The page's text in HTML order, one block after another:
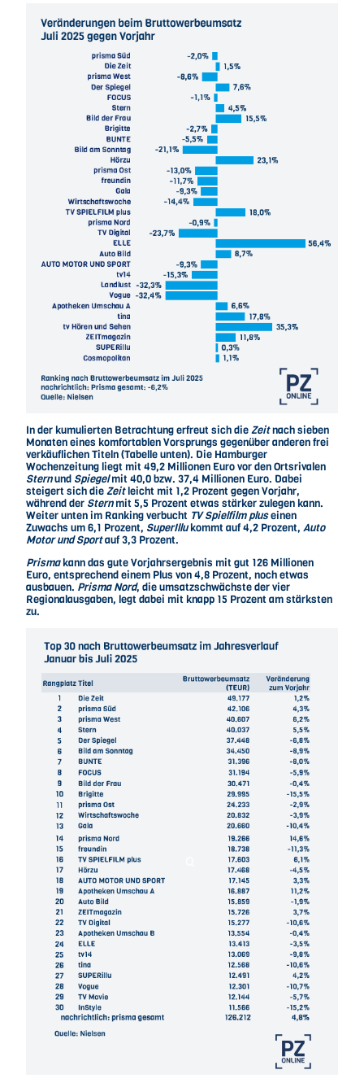
In der kumulierten Betrachtung erfreut sich dieZeitnach sieben
Monaten eines komfortablen Vorsprungs gegenüber anderen frei
verkäuflichen Titeln (Tabelle unten). Die Hamburger
Wochenzeitung liegt mit 49,2 Millionen Euro vor den Ortsrivalen
Sternund Spiegelmit 40,0 bzw. 37,4 Millionen Euro. Dabei
steigert sich dieZeitleicht mit 1,2 Prozent gegen Vorjahr,
während der Sternmit 5,5 Prozent etwas stärker zulegen kann.
Weiter unten im Ranking verbucht TV Spielfilm pluseinen
Zuwachs um 6,1 Prozent, SuperIllukommt auf 4,2 Prozent, Auto
Motor und Sportauf 3,3 Prozent.
Prismakann das gute Vorjahrsergebnis mit gut 126 Millionen
Euro, entsprechend einem Plus von 4,8 Prozent, noch etwas
ausbauen. Prisma Nord, die umsatzschwächste der vier
Regionalausgaben, legt dabei mit knapp 15 Prozent am stärksten
zu.